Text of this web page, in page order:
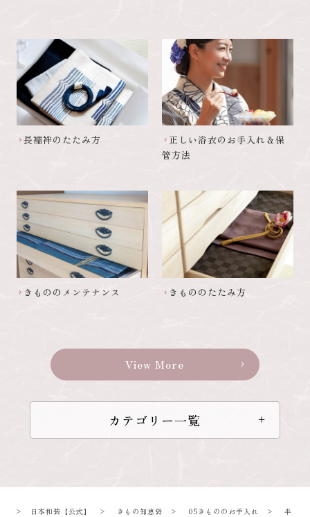
chevron_right長襦袢のたたみ方 chevron_right 正しい浴衣のお手入れ＆保
管方法
chevron_right きもののメンテナンス chevron_right きもののたたみ方
View More chevron_right
カテゴリー一覧
> 日本和装【公式】 > きもの知恵袋 > 05きもののお手入れ >半